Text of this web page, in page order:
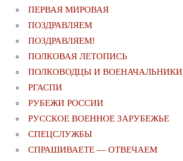
ПЕРВАЯ МИРОВАЯ
ПОЗДРАВЛЯЕМ
ПОЗДРАВЛЯЕМ!
ПОЛКОВАЯ ЛЕТОПИСЬ
ПОЛКОВОДЦЫ И ВОЕНАЧАЛЬНИКИ
РГАСПИ
РУБЕЖИ РОССИИ
РУССКОЕ ВОЕННОЕ ЗАРУБЕЖЬЕ
СПЕЦСЛУЖБЫ
СПРАШИВАЕТЕ — ОТВЕЧАЕМ